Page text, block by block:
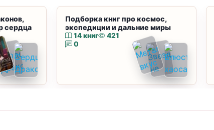
сердца
Подборка книг про космос,
экспедиции и дальние миры
14 книг
421
0